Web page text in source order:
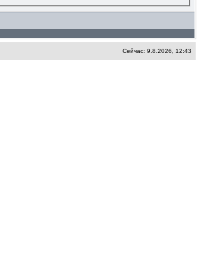
Сейчас: 9.8.2026, 12:43